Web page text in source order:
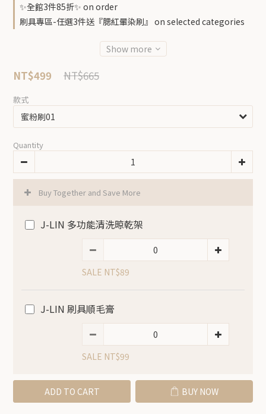
✨全館3件85折✨ on order
刷具專區-任選3件送『腮紅暈染刷』 on selected categories
Show more
NT$665
NT$499
款式
Quantity
Buy Together and Save More
J-LIN 多功能清洗晾乾架
SALE NT$89
J-LIN 刷具順毛膏
SALE NT$99
ADD TO CART BUY NOW